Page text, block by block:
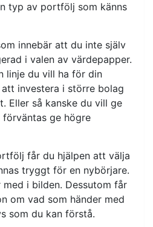
typ av portfölj som känns
innebär att du inte själv
i valen av värdepapper.
linje du vill ha för din
investera i större bolag
Eller så kanske du vill ge
ge högre
får du hjälpen att välja
tryggt för en nybörjare.
i bilden. Dessutom får
om vad som händer med
som du kan förstå.